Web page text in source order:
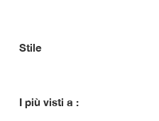
Stile
I più visti a :